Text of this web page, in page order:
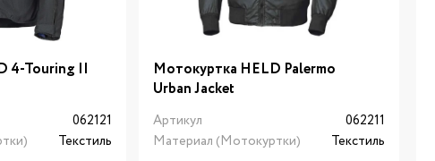
4-Touring II
062121
Текстиль
Мотокуртка HELD Palermo
Urban Jacket
Артикул
062211
Материал (Мотокуртки)
Текстиль